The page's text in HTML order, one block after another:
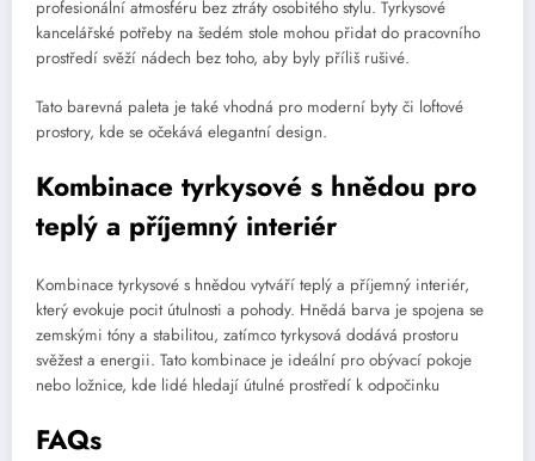
profesionální atmosféru bez ztráty osobitého stylu. Tyrkysové
kancelářské potřeby na šedém stole mohou přidat do pracovního
prostředí svěží nádech bez toho, aby byly příliš rušivé.
Tato barevná paleta je také vhodná pro moderní byty či loftové
prostory, kde se očekává elegantní design.
Kombinace tyrkysové s hnědou pro
teplý a příjemný interiér
Kombinace tyrkysové s hnědou vytváří teplý a příjemný interiér,
který evokuje pocit útulnosti a pohody. Hnědá barva je spojena se
zemskými tóny a stabilitou, zatímco tyrkysová dodává prostoru
svěžest a energii. Tato kombinace je ideální pro obývací pokoje
nebo ložnice, kde lidé hledají útulné prostředí k odpočinku
FAQs